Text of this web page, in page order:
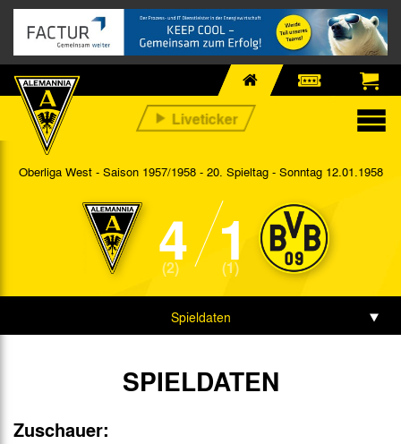
Oberliga West - Saison 1957/1958 - 20. Spieltag - Sonntag 12.01.1958
4
(2) 1
(1)
Spieldaten
SPIELDATEN
Zuschauer: